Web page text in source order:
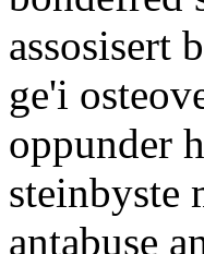
assosisert
ge'i
oppunder
steinbyste
antabuse